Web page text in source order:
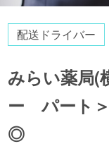
配送ドライバー
みらい薬局(
ー パート
◎